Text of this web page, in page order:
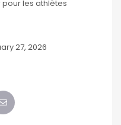
pour les athlètes
27, 2026